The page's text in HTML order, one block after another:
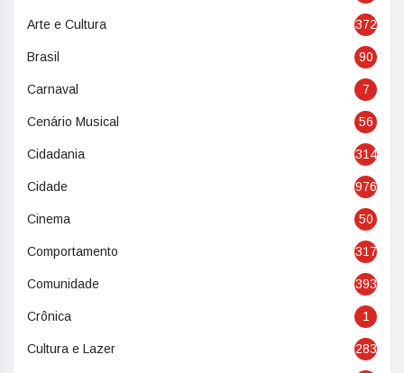
Arte e Cultura 372
Brasil 90
Carnaval 7
Cenário Musical 56
Cidadania 314
Cidade 976
Cinema 50
Comportamento 317
Comunidade 393
Crônica 1
Cultura e Lazer 283